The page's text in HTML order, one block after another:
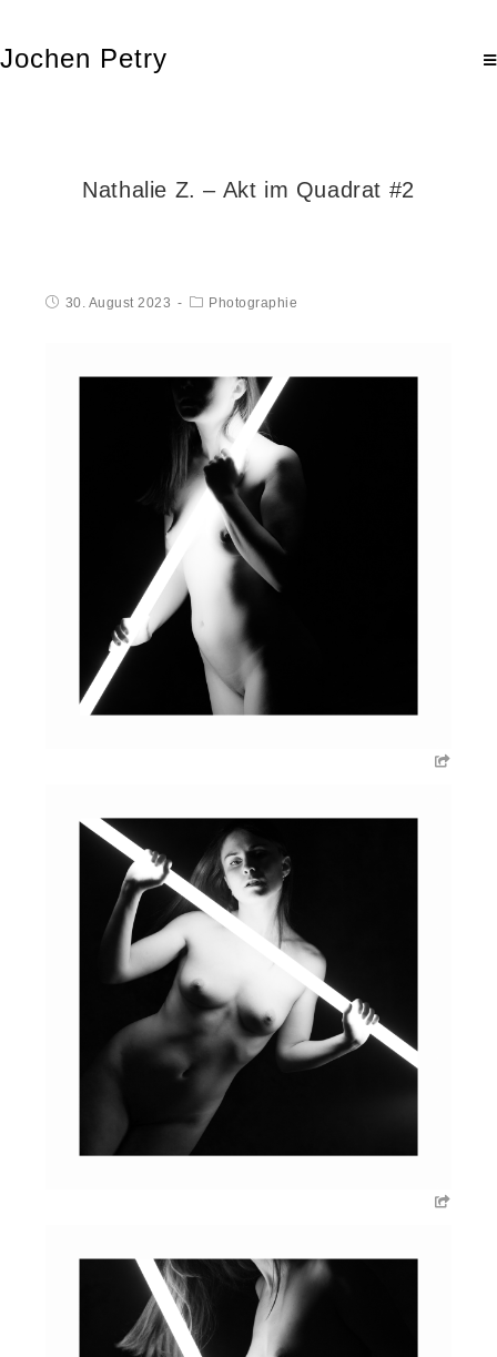
Jochen Petry
Nathalie Z. – Akt im Quadrat #2
30. August 2023 Photographie